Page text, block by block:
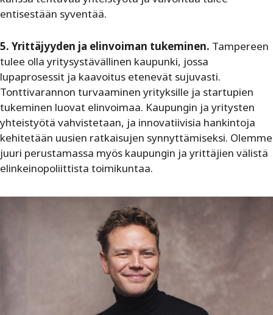
entisestään syventää.
5. Yrittäjyyden ja elinvoiman tukeminen. Tampereen
tulee olla yritysystävällinen kaupunki, jossa
lupaprosessit ja kaavoitus etenevät sujuvasti.
Tonttivarannon turvaaminen yrityksille ja startupien
tukeminen luovat elinvoimaa. Kaupungin ja yritysten
yhteistyötä vahvistetaan, ja innovatiivisia hankintoja
kehitetään uusien ratkaisujen synnyttämiseksi. Olemme
juuri perustamassa myös kaupungin ja yrittäjien välistä
elinkeinopoliittista toimikuntaa.